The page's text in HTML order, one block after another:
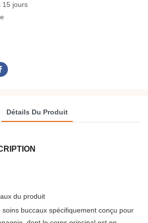
15 jours
Détails Du Produit
du produit
buccaux spécifiquement conçu pour